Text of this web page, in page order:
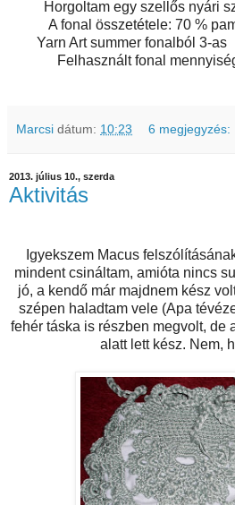
Horgoltam egy szellős nyári
A fonal összetétele: 70 %
Yarn Art summer fonalból 3-
Felhasznált fonal
Marcsi dátum: 10:23 6 megjegyzés:
2013. július 10., szerda
Aktivitás
Igyekszem Macus
mindent csináltam, amióta nincs
jó, a kendő már majdnem kész
szépen haladtam vele (Apa
fehér táska is részben megvolt, de
alatt lett kész. Nem,